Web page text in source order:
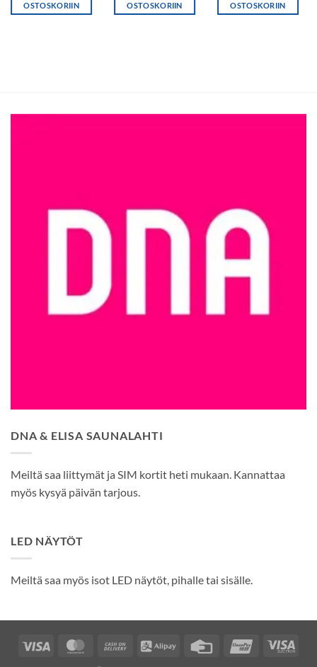
OSTOSKORIIN
OSTOSKORIIN
OSTOSKORIIN
DNA & ELISA SAUNALAHTI
Meiltä saa liittymät ja SIM kortit heti mukaan. Kannattaa
myös kysyä päivän tarjous.
LED NÄYTÖT
Meiltä saa myös isot LED näytöt, pihalle tai sisälle.
Visa MasterCardCash
Alipay
Credit
UnionPayVisa